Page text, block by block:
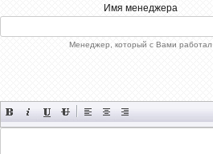
Имя менеджера
Менеджер, который с Вами работал